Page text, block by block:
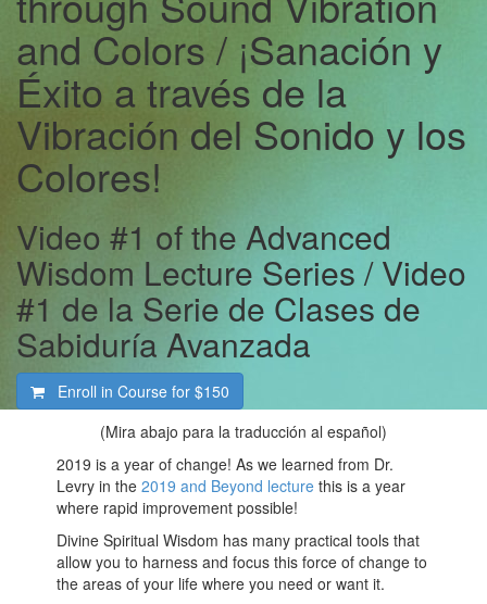
and Colors / ¡Sanación y
Éxito a través de la
Vibración del Sonido y los
Colores!
Video #1 of the Advanced
Wisdom Lecture Series / Video
#1 de la Serie de Clases de
Sabiduría Avanzada
Enroll in Course for $150
(Mira abajo para la traducción al español)
2019 is a year of change! As we learned from Dr.
Levry in the2019 and Beyond lecture this is a year
where rapid improvement possible!
Divine Spiritual Wisdom has many practical tools that
allow you to harness and focus this force of change to
the areas of your life where you need or want it.